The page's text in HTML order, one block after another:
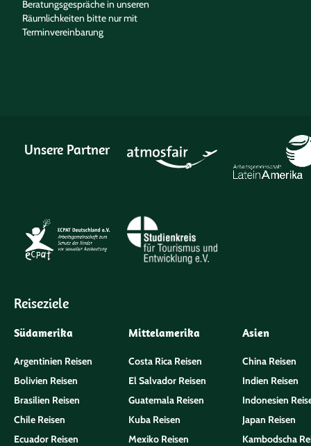
Beratungsgespräche in unseren
Räumlichkeiten bitte nur mit
Terminvereinbarung
Unsere Partner
Reiseziele
Südamerika
Argentinien Reisen
Bolivien Reisen
Brasilien Reisen
Chile Reisen
Ecuador Reisen
Mittelamerika
Costa Rica Reisen
El Salvador Reisen
Guatemala Reisen
Kuba Reisen
Mexiko Reisen
Asien
China Reisen
Indien Reisen
Indonesien
Japan Reisen
Kambodscha